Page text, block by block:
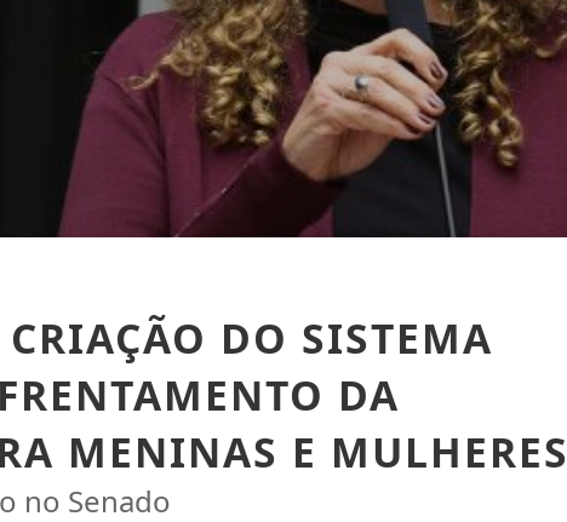
DO SISTEMA
DA
MENINAS E MULHERES
no Senado